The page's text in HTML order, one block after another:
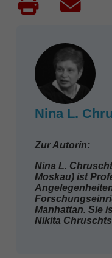
Nina L.
Zur Autorin:
Nina L.
Moskau) ist
Manhattan. Sie
Nikita